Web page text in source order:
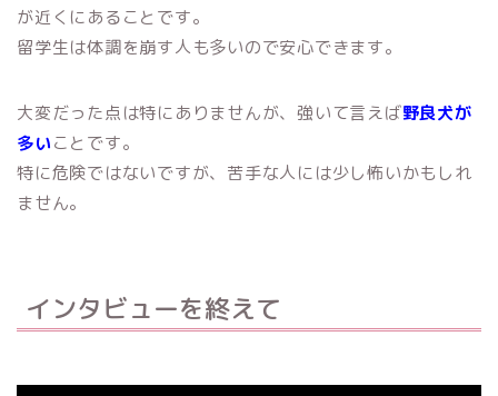
が近くにあることです。
留学生は体調を崩す人も多いので安心できます。
大変だった点は特にありませんが、強いて言えば野良犬が
多いことです。
特に危険ではないですが、苦手な人には少し怖いかもしれ
ません。
インタビューを終えて